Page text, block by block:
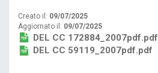
Creato il: 09/07/2025
Aggiornato il: 09/07/2025
DEL CC 172884_2007pdf.pdf
DEL CC 59119_2007pdf.pdf